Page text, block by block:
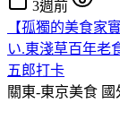
3週前
【孤獨的美食家
い.東淺草百年老
五郎打卡
關東-東京美食